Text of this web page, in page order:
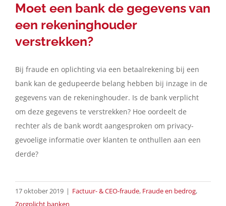
Moet een bank de gegevens van
een rekeninghouder
verstrekken?
Bij fraude en oplichting via een betaalrekening bij een
bank kan de gedupeerde belang hebben bij inzage in de
gegevens van de rekeninghouder. Is de bank verplicht
om deze gegevens te verstrekken? Hoe oordeelt de
rechter als de bank wordt aangesproken om privacy-
gevoelige informatie over klanten te onthullen aan een
derde?
17 oktober 2019 | Factuur- & CEO-fraude, Fraude en bedrog,
Zorgplicht banken